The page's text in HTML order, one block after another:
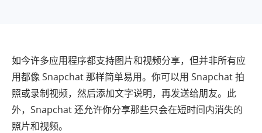
如今许多应用程序都支持图片和视频分享，但并非所有应
用都像 Snapchat 那样简单易用。你可以用 Snapchat 拍
照或录制视频，然后添加文字说明，再发送给朋友。此
外，Snapchat 还允许你分享那些只会在短时间内消失的
照片和视频。